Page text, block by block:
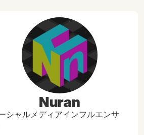
Nuran
シャルメディアインフルエンサ